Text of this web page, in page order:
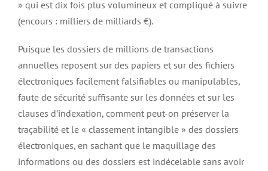
» qui est dix fois plus volumineux et compliqué à suivre
(encours : milliers de milliards €).
Puisque les dossiers de millions de transactions
annuelles reposent sur des papiers et sur des fichiers
électroniques facilement falsifiables ou manipulables,
faute de sécurité suffisante sur les données et sur les
clauses d’indexation, comment peut-on préserver la
traçabilité et le « classement intangible » des dossiers
électroniques, en sachant que le maquillage des
informations ou des dossiers est indécelable sans avoir